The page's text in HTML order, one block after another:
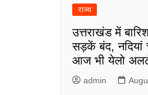
राज्य
उत्तराखंड में
सड़कें बंद, नदियां
आज भी येलो
admin